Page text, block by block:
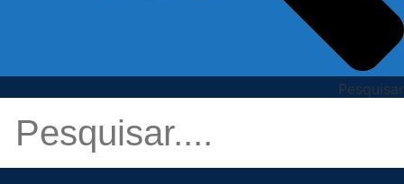
Pesquisar